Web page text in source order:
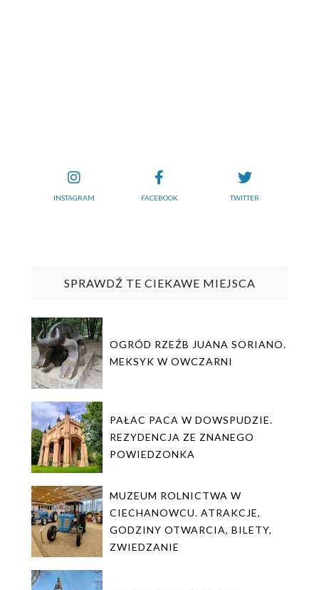
INSTAGRAM FACEBOOK TWITTER
SPRAWDŹ TE CIEKAWE MIEJSCA
OGRÓD RZEŹB JUANA SORIANO.
MEKSYK W OWCZARNI
PAŁAC PACA W DOWSPUDZIE.
REZYDENCJA ZE ZNANEGO
POWIEDZONKA
MUZEUM ROLNICTWA W
CIECHANOWCU. ATRAKCJE,
GODZINY OTWARCIA, BILETY,
ZWIEDZANIE